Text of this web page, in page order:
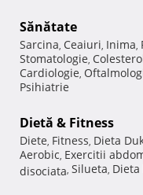
Sănătate
Sarcina, Ceaiuri, Inima,
Stomatologie,
Cardiologie,
Psihiatrie
Dietă & Fitness
Diete, Fitness, Dieta
Aerobic, Exercitii
disociata, Silueta, Dieta